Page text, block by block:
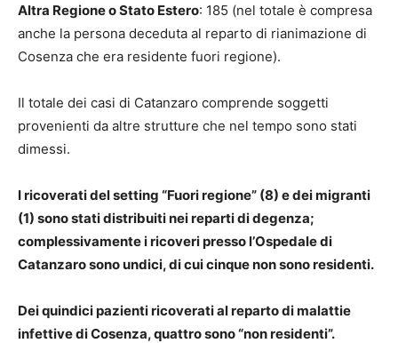
Altra Regione o Stato Estero: 185 (nel totale è compresa
anche la persona deceduta al reparto di rianimazione di
Cosenza che era residente fuori regione).
Il totale dei casi di Catanzaro comprende soggetti
provenienti da altre strutture che nel tempo sono stati
dimessi.
I ricoverati del setting “Fuori regione” (8) e dei migranti
(1) sono stati distribuiti nei reparti di degenza;
complessivamente i ricoveri presso l’Ospedale di
Catanzaro sono undici, di cui cinque non sono residenti.
Dei quindici pazienti ricoverati al reparto di malattie
infettive di Cosenza, quattro sono “non residenti”.